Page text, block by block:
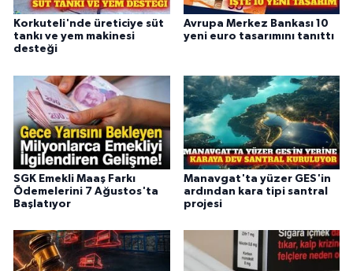
Korkuteli'nde üreticiye süt
tankı ve yem makinesi
desteği
Avrupa Merkez Bankası 10
yeni euro tasarımını tanıttı
SGK Emekli Maaş Farkı
Ödemelerini 7 Ağustos'ta
Başlatıyor
Manavgat'ta yüzer GES'in
ardından kara tipi santral
projesi